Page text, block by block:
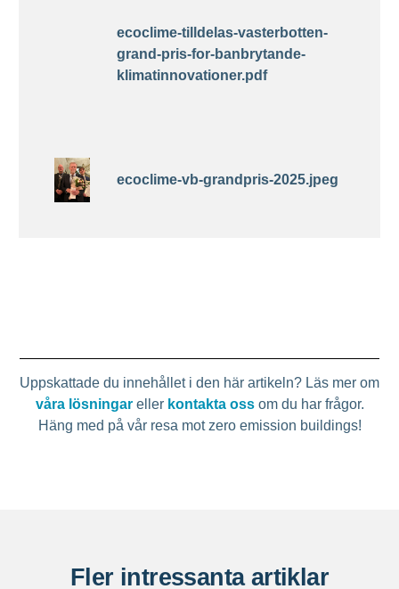
ecoclime-tilldelas-vasterbotten-
grand-pris-for-banbrytande-
klimatinnovationer.pdf
ecoclime-vb-grandpris-2025.jpeg
Uppskattade du innehållet i den här artikeln? Läs mer om
våra lösningareller kontakta oss om du har frågor.
Häng med på vår resa mot zero emission buildings!
Fler intressanta artiklar